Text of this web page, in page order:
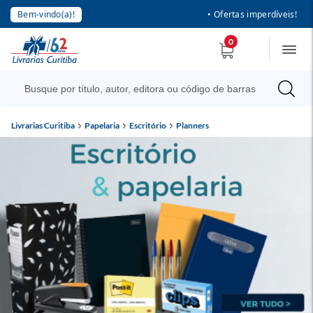
Bem-vindo(a)! • Ofertas imperdíveis!
0
Livrarias Curitiba Papelaria Escritório Planners